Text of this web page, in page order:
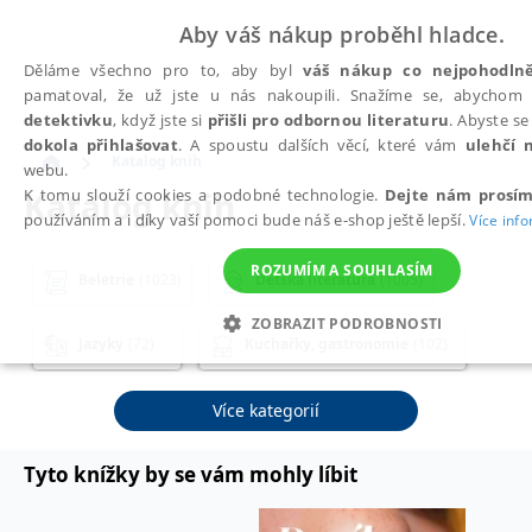
Katalog knih
Dětská literatura (1005)
Osobní rozvoj a poznání (652)
Podnikání, ekonomie a finance (484)
Více kategorií
Tyto knížky by se vám mohly líbit
Aby váš nákup proběhl hladce.
Děláme všechno pro to, aby bylváš nákup co
pamatoval, že už jste u nás nakoupili. Snažíme se,
detektivku, když jste si přišli pro odbornou literaturu. Abyste
dokola přihlašovat. A spoustu dalších věcí, které vám ulehčí
webu.
K tomu slouží cookies a podobné technologie. Dejte nám
používáním a i díky vaší pomoci bude náš e-shop ještě lepší.Více
ROZUMÍM A SOUHLASÍM
ZOBRAZIT PODROBNOSTI
NEZBYTNÉ ANALYTICKÉ MARKETINGOVÉ
NEZAŘAZENÉ SOUBORY
Marketingové Funkční